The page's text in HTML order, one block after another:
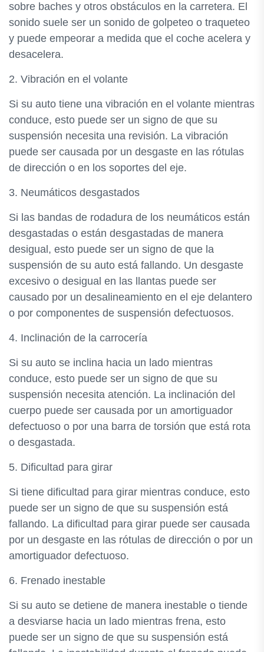
sobre baches y otros obstáculos en la carretera. El
sonido suele ser un sonido de golpeteo o traqueteo
y puede empeorar a medida que el coche acelera y
desacelera.
2. Vibración en el volante
Si su auto tiene una vibración en el volante mientras
conduce, esto puede ser un signo de que su
suspensión necesita una revisión. La vibración
puede ser causada por un desgaste en las rótulas
de dirección o en los soportes del eje.
3. Neumáticos desgastados
Si las bandas de rodadura de los neumáticos están
desgastadas o están desgastadas de manera
desigual, esto puede ser un signo de que la
suspensión de su auto está fallando. Un desgaste
excesivo o desigual en las llantas puede ser
causado por un desalineamiento en el eje delantero
o por componentes de suspensión defectuosos.
4. Inclinación de la carrocería
Si su auto se inclina hacia un lado mientras
conduce, esto puede ser un signo de que su
suspensión necesita atención. La inclinación del
cuerpo puede ser causada por un amortiguador
defectuoso o por una barra de torsión que está rota
o desgastada.
5. Dificultad para girar
Si tiene dificultad para girar mientras conduce, esto
puede ser un signo de que su suspensión está
fallando. La dificultad para girar puede ser causada
por un desgaste en las rótulas de dirección o por un
amortiguador defectuoso.
6. Frenado inestable
Si su auto se detiene de manera inestable o tiende
a desviarse hacia un lado mientras frena, esto
puede ser un signo de que su suspensión está